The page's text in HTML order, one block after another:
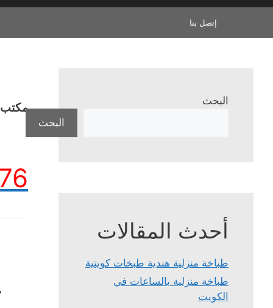
إتصل بنا
مكتب
البحث
البحث
أحدث المقالات
طباخة منزلية هندية طبخات كويتية
طباخة منزلية بالساعات في
الكويت